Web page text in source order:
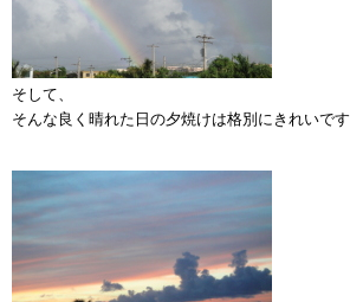
そして、
そんな良く晴れた日の夕焼けは格別にきれいです